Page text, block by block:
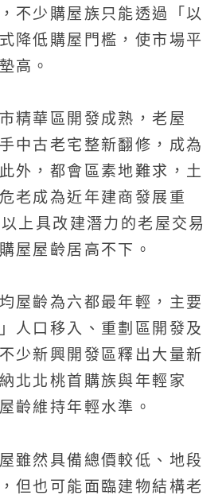
不少購屋族只能透過「以
降低購屋門檻，使市場平
高。
精華區開發成熟，老屋
中古老宅整新翻修，成為
外，都會區素地難求，土
老成為近年建商發展重
上具改建潛力的老屋交易
屋屋齡居高不下。
屋齡為六都最年輕，主要
人口移入、重劃區開發及
少新興開發區釋出大量新
北北桃首購族與年輕家
齡維持年輕水準。
雖然具備總價較低、地段
但也可能面臨建物結構老